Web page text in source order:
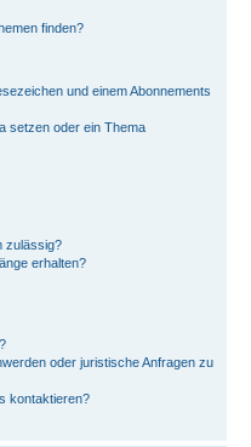
finden?
und einem Abonnements
setzen oder ein Thema
zulässig?
erhalten?
oder juristische Anfragen zu
kontaktieren?